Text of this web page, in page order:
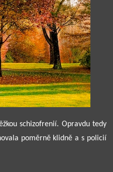
schizofrenií. Opravdu tedy
poměrně klidně a s policií